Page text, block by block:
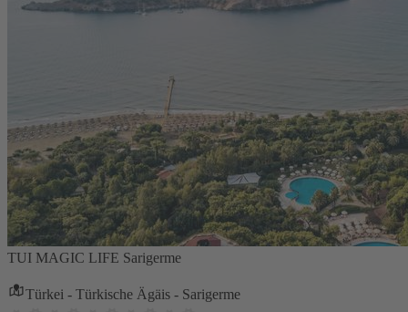
TUI MAGIC LIFE Sarigerme
Türkei - Türkische Ägäis - Sarigerme